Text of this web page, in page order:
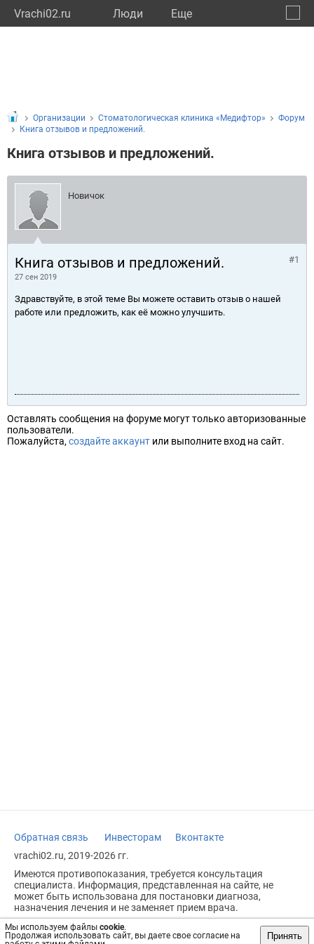
Vrachi02.ru Люди Eще
Мы используем файлы cookie.
Продолжая использовать сайт, вы даете свое согласие на
Принять
Организации Стоматологическая клиника «Медифтор»
Форум
Книга отзывов и предложений.
Книга отзывов и предложений.
Новичок
Книга отзывов и предложений.
27 сен 2019
#1
Здравствуйте, в этой теме Вы можете оставить отзыв о нашей
работе или предложить, как её можно улучшить.
Оставлять сообщения на форуме могут только авторизованные
пользователи.
Пожалуйста, создайте аккаунт или выполните вход на сайт.
Обратная связь Инвесторам
Вконтакте
vrachi02.ru, 2019-2026 гг.
Имеются противопоказания, требуется консультация
специалиста. Информация, представленная на сайте, не
может быть использована для постановки диагноза,
назначения лечения и не заменяет прием врача.
Возрастное ограничение: 18+